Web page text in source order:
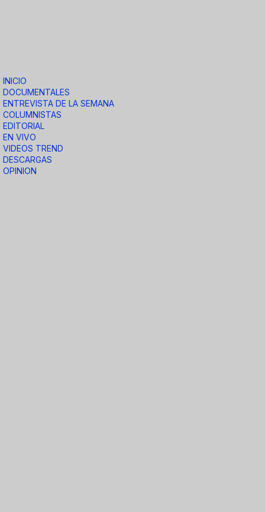
INICIO
DOCUMENTALES
ENTREVISTA DE LA SEMANA
COLUMNISTAS
EDITORIAL
EN VIVO
VIDEOS TREND
DESCARGAS
OPINION